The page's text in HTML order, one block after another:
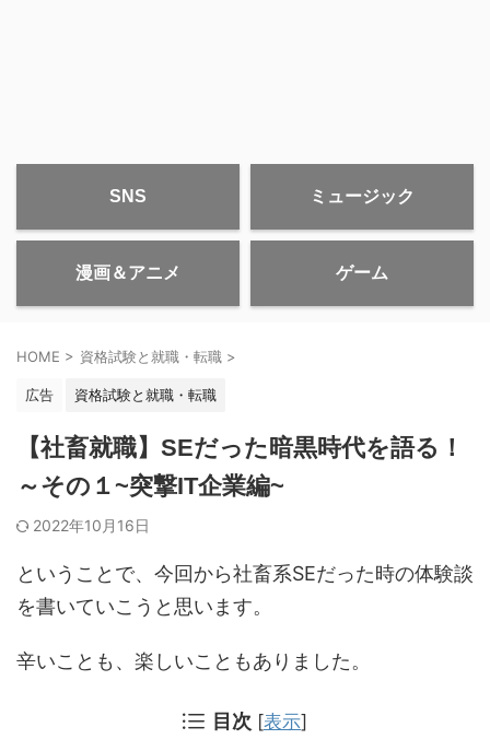
SNS ミュージック
漫画＆アニメ ゲーム
HOME > 資格試験と就職・転職 >
広告 資格試験と就職・転職
【社畜就職】SEだった暗黒時代を語る！
～その１~突撃IT企業編~
2022年10月16日
ということで、今回から社畜系SEだった時の体験談
を書いていこうと思います。
辛いことも、楽しいこともありました。
目次 [表示]